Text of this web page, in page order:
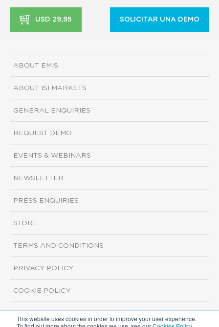
This website uses cookies in order to improve your user experience.
USD 29,95 SOLICITAR UNA DEMO
ABOUT EMIS
ABOUT ISI MARKETS
GENERAL ENQUIRIES
REQUEST DEMO
EVENTS & WEBINARS
NEWSLETTER
PRESS ENQUIRIES
STORE
TERMS AND CONDITIONS
PRIVACY POLICY
COOKIE POLICY
Copyright ©2026 ISI Markets. All rights reserved.